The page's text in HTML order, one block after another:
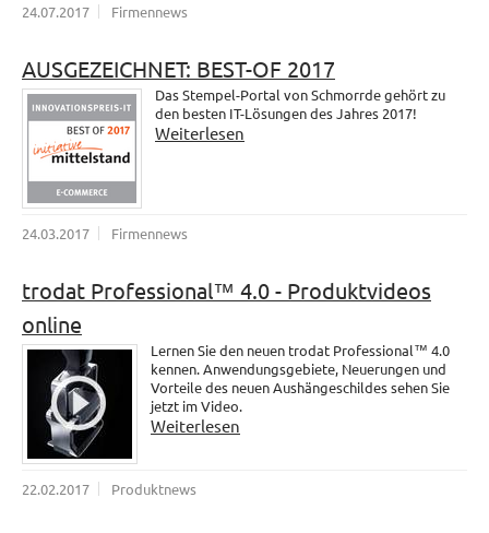
24.07.2017 Firmennews
AUSGEZEICHNET: BEST-OF 2017
Das Stempel-Portal von Schmorrde gehört zu
den besten IT-Lösungen des Jahres 2017!
Weiterlesen
24.03.2017 Firmennews
trodat Professional™ 4.0 - Produktvideos
online
Lernen Sie den neuen trodat Professional™ 4.0
kennen. Anwendungsgebiete, Neuerungen und
Vorteile des neuen Aushängeschildes sehen Sie
jetzt im Video.
Weiterlesen
22.02.2017 Produktnews